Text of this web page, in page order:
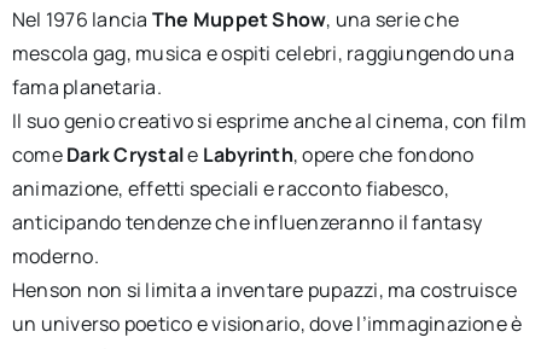
Nel 1976 lancia The Muppet Show, una serie che
mescola gag, musica e ospiti celebri, raggiungendo una
fama planetaria.
Il suo genio creativo si esprime anche al cinema, con film
comeDark Crystale Labyrinth, opere che fondono
animazione, effetti speciali e racconto fiabesco,
anticipando tendenze che influenzeranno il fantasy
moderno.
Henson non si limita a inventare pupazzi, ma costruisce
un universo poetico e visionario, dove l’immaginazione è